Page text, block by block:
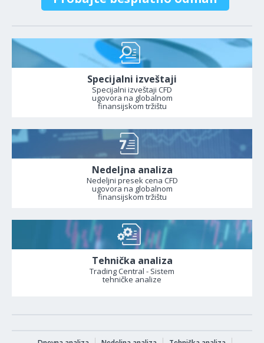
Specijalni izveštaji
Specijalni izveštaji CFD
ugovora na globalnom
finansijskom tržištu
Nedeljna analiza
Nedeljni presek cena CFD
ugovora na globalnom
finansijskom tržištu
Tehnička analiza
Trading Central - Sistem
tehničke analize